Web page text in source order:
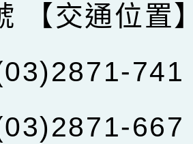
【交通位置
741
667